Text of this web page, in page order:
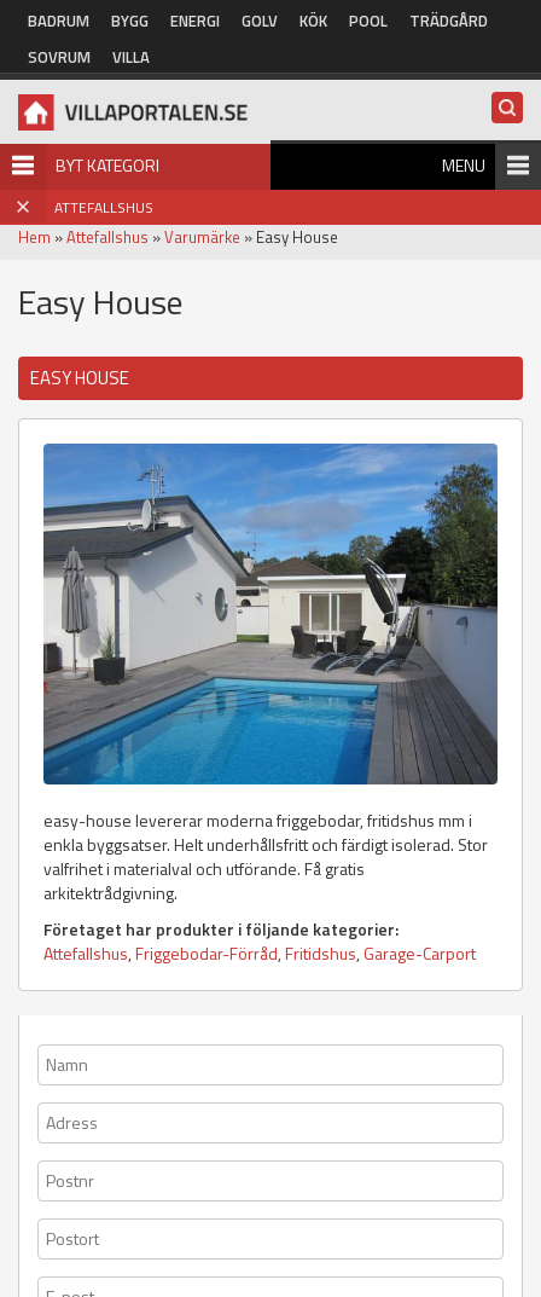
Hoppa till huvudinnehåll
BADRUM BYGG ENERGI GOLV KÖK POOL
TRÄDGÅRD
SOVRUM
VILLA
BYT KATEGORI MENU
ATTEFALLSHUS
Hem »Attefallshus »Varumärke » Easy House
Easy House
EASY HOUSE
easy-house levererar moderna friggebodar, fritidshus mm i
enkla byggsatser. Helt underhållsfritt och färdigt isolerad. Stor
valfrihet i materialval och utförande. Få gratis
arkitektrådgivning.
Företaget har produkter i följande kategorier:
Attefallshus,Friggebodar-Förråd,Fritidshus,Garage-Carport